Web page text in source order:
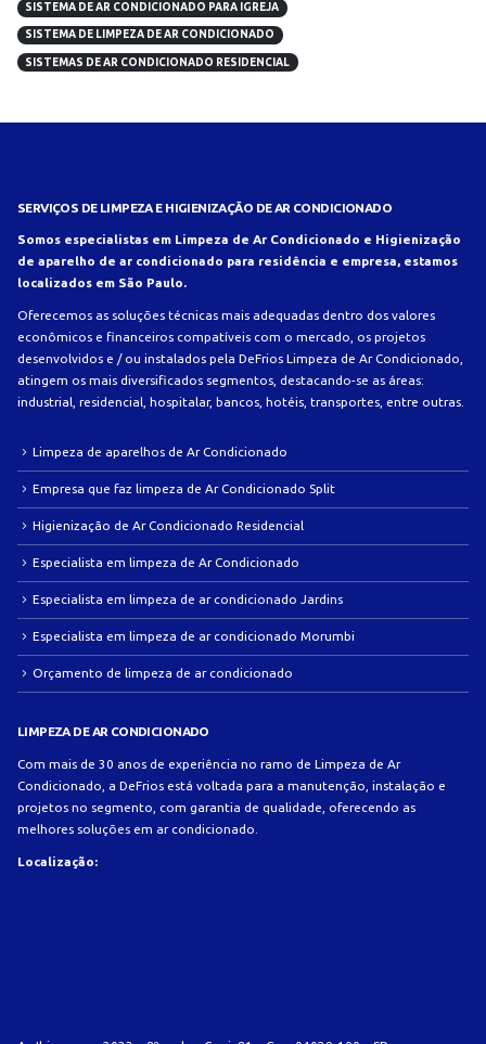
SISTEMA DE AR CONDICIONADO PARA IGREJA
SISTEMA DE LIMPEZA DE AR CONDICIONADO
SISTEMAS DE AR CONDICIONADO RESIDENCIAL
SERVIÇOS DE LIMPEZA E HIGIENIZAÇÃO DE AR CONDICIONADO
Somos especialistas em Limpeza de Ar Condicionado e Higienização
de aparelho de ar condicionado para residência e empresa, estamos
localizados em São Paulo.
Oferecemos as soluções técnicas mais adequadas dentro dos valores
econômicos e financeiros compatíveis com o mercado, os projetos
desenvolvidos e / ou instalados pela DeFrios Limpeza de Ar Condicionado,
atingem os mais diversificados segmentos, destacando-se as áreas:
industrial, residencial, hospitalar, bancos, hotéis, transportes, entre outras.
Limpeza de aparelhos de Ar Condicionado
Empresa que faz limpeza de Ar Condicionado Split
Higienização de Ar Condicionado Residencial
Especialista em limpeza de Ar Condicionado
Especialista em limpeza de ar condicionado Jardins
Especialista em limpeza de ar condicionado Morumbi
Orçamento de limpeza de ar condicionado
LIMPEZA DE AR CONDICIONADO
Com mais de 30 anos de experiência no ramo de Limpeza de Ar
Condicionado, a DeFrios está voltada para a manutenção, instalação e
projetos no segmento, com garantia de qualidade, oferecendo as
melhores soluções em ar condicionado.
Localização: